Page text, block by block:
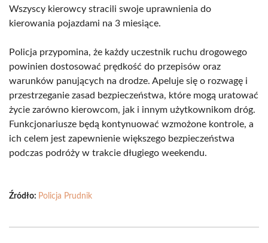
Wszyscy kierowcy stracili swoje uprawnienia do
kierowania pojazdami na 3 miesiące.
Policja przypomina, że każdy uczestnik ruchu drogowego
powinien dostosować prędkość do przepisów oraz
warunków panujących na drodze. Apeluje się o rozwagę i
przestrzeganie zasad bezpieczeństwa, które mogą uratować
życie zarówno kierowcom, jak i innym użytkownikom dróg.
Funkcjonariusze będą kontynuować wzmożone kontrole, a
ich celem jest zapewnienie większego bezpieczeństwa
podczas podróży w trakcie długiego weekendu.
Źródło: Policja Prudnik